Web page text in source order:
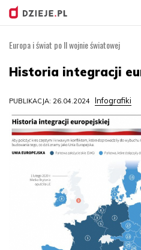
Europa i świat po II wojnie światowej
Historia integracji
PUBLIKACJA: 26.04.2024 Infografiki